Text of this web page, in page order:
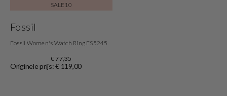
SALE10
Fossil
Fossil Women's Watch Ring ES5245
€ 77,35
Originele prijs: € 119,00